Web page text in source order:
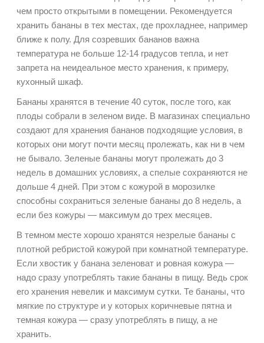
чем просто открытыми в помещении. Рекомендуется
хранить бананы в тех местах, где прохладнее, например
ближе к полу. Для созревших бананов важна
температура не больше 12-14 градусов тепла, и нет
запрета на неидеальное место хранения, к примеру,
кухонный шкаф.
Бананы хранятся в течение 40 суток, после того, как
плоды собрали в зеленом виде. В магазинах специально
создают для хранения бананов подходящие условия, в
которых они могут почти месяц пролежать, как ни в чем
не бывало. Зеленые бананы могут пролежать до 3
недель в домашних условиях, а спелые сохраняются не
дольше 4 дней. При этом с кожурой в морозилке
способны сохраниться зеленые бананы до 8 недель, а
если без кожуры — максимум до трех месяцев.
В темном месте хорошо хранятся незрелые бананы с
плотной ребристой кожурой при комнатной температуре.
Если хвостик у банана зеленоват и ровная кожура —
надо сразу употреблять такие бананы в пищу. Ведь срок
его хранения невелик и максимум сутки. Те бананы, что
мягкие по структуре и у которых коричневые пятна и
темная кожура — сразу употреблять в пищу, а не
хранить.